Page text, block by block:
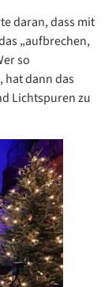
daran, dass mit
„aufbrechen,
so
hat dann das
Lichtspuren zu